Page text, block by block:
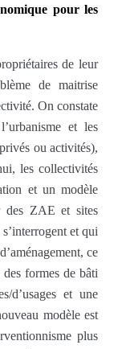
pour les
de leur
de maitrise
On constate
et les
ou activités),
les collectivités
et un modèle
des ZAE et sites
et qui
ce
formes de bâti
d’usages et une
modèle est
plus